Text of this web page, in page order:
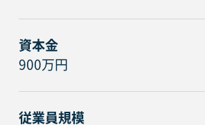
資本金
900万円
従業員規模